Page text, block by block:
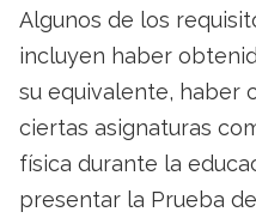
Algunos de los
incluyen haber
su equivalente, haber
ciertas asignaturas
física durante la
presentar la Prueba